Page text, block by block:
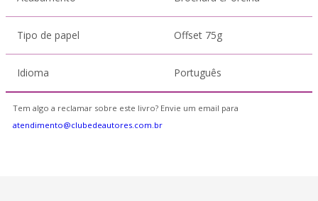
Tipo de papel Offset 75g
Idioma Português
Tem algo a reclamar sobre este livro? Envie um email para
atendimento@clubedeautores.com.br